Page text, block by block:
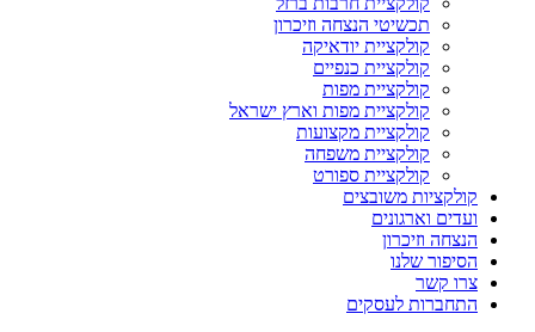
תכשיטי הנצחה וזיכרון
קולקציית יודאיקה
קולקציית כנפיים
קולקציית מפות
קולקציית מפות וארץ ישראל
קולקציית מקצועות
קולקציית משפחה
קולקציית ספורט
קולקציות משובצים
ועדים וארגונים
הנצחה וזיכרון
הסיפור שלנו
צרו קשר
התחברות לעסקים